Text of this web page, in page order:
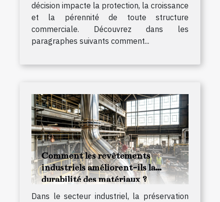
décision impacte la protection, la croissance
et la pérennité de toute structure
commerciale. Découvrez dans les
paragraphes suivants comment...
Comment les revêtements
industriels améliorent-ils la
durabilité des matériaux ?
Dans le secteur industriel, la préservation